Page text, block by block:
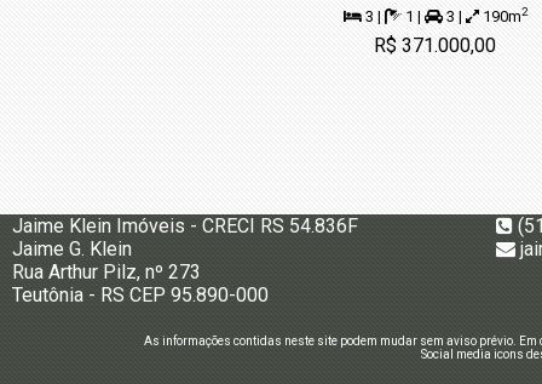
3 | 1 | 3 | 190m2
R$ 371.000,00
Jaime Klein Imóveis - CRECI RS 54.836F
Jaime G. Klein
Rua Arthur Pilz, nº 273
Teutônia - RS CEP 95.890-000
As informações contidas neste site podem mudar sem aviso prévio.
Social media icons